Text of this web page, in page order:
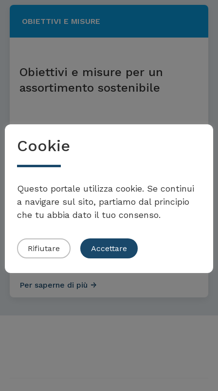
OBIETTIVI E MISURE
Obiettivi e misure per un
assortimento sostenibile
dei sessi
Per saperne di più
Cookie
Questo portale utilizza cookie. Se continui
a navigare sul sito, partiamo dal principio
che tu abbia dato il tuo consenso.
Rifiutare Accettare